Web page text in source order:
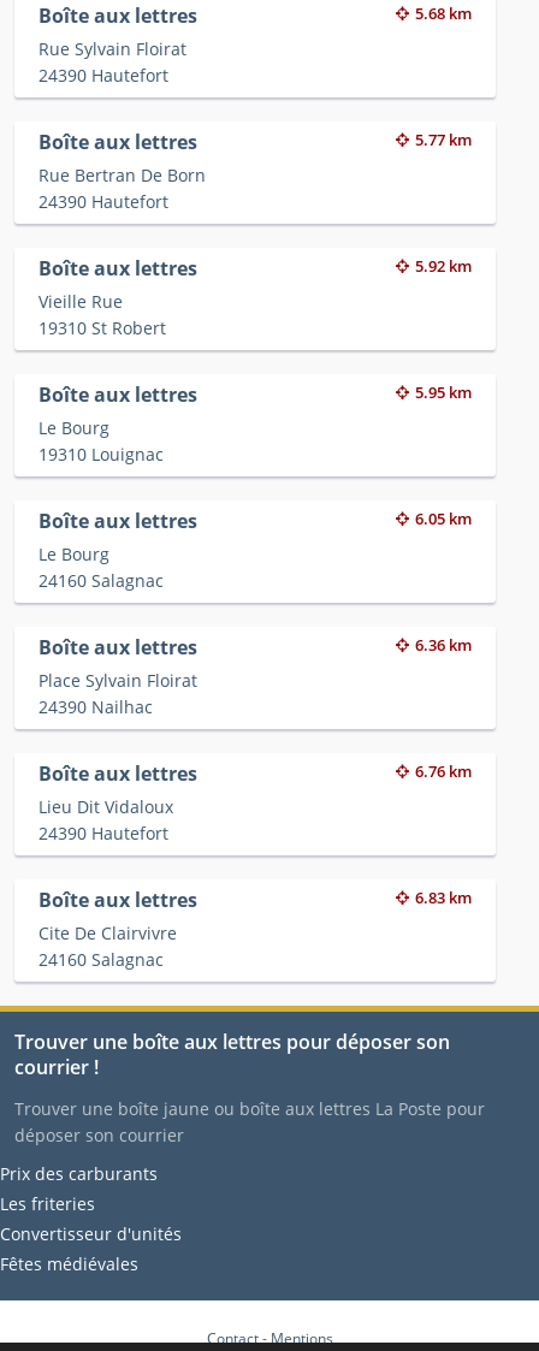
Boîte aux lettres 5.68 km
Rue Sylvain Floirat
24390 Hautefort
Boîte aux lettres 5.77 km
Rue Bertran De Born
24390 Hautefort
Boîte aux lettres 5.92 km
Vieille Rue
19310 St Robert
Boîte aux lettres 5.95 km
Le Bourg
19310 Louignac
Boîte aux lettres 6.05 km
Le Bourg
24160 Salagnac
Boîte aux lettres 6.36 km
Place Sylvain Floirat
24390 Nailhac
Boîte aux lettres 6.76 km
Lieu Dit Vidaloux
24390 Hautefort
Boîte aux lettres 6.83 km
Cite De Clairvivre
24160 Salagnac
Trouver une boîte aux lettres pour déposer son
courrier !
Trouver une boîte jaune ou boîte aux lettres La Poste pour
déposer son courrier
Prix des carburants
Les friteries
Convertisseur d'unités
Fêtes médiévales
Contact-Mentions